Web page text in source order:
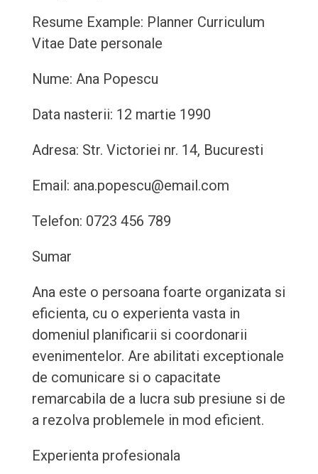
Resume Example: Planner Curriculum
Vitae Date personale
Nume: Ana Popescu
Data nasterii: 12 martie 1990
Adresa: Str. Victoriei nr. 14, Bucuresti
Email: ana.popescu@email.com
Telefon: 0723 456 789
Sumar
Ana este o persoana foarte organizata si
eficienta, cu o experienta vasta in
domeniul planificarii si coordonarii
evenimentelor. Are abilitati exceptionale
de comunicare si o capacitate
remarcabila de a lucra sub presiune si de
a rezolva problemele in mod eficient.
Experienta profesionala